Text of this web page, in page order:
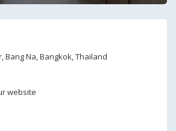
Bang Na, Bangkok, Thailand
website